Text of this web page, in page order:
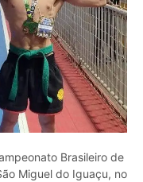
Brasileiro de
Miguel do Iguaçu, no